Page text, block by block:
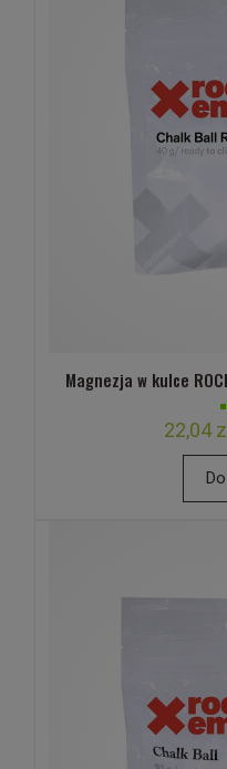
Magnezja w kulce
22,04